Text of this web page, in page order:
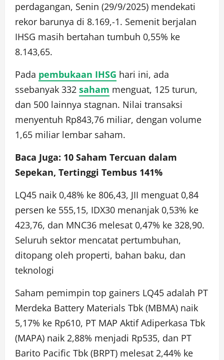
perdagangan, Senin (29/9/2025) mendekati
rekor barunya di 8.169,-1. Semenit berjalan
IHSG masih bertahan tumbuh 0,55% ke
8.143,65.
Pada pembukaan IHSG hari ini, ada
ssebanyak 332 saham menguat, 125 turun,
dan 500 lainnya stagnan. Nilai transaksi
menyentuh Rp843,76 miliar, dengan volume
1,65 miliar lembar saham.
Baca Juga: 10 Saham Tercuan dalam
Sepekan, Tertinggi Tembus 141%
LQ45 naik 0,48% ke 806,43, JII menguat 0,84
persen ke 555,15, IDX30 menanjak 0,53% ke
423,76, dan MNC36 melesat 0,47% ke 328,90.
Seluruh sektor mencatat pertumbuhan,
ditopang oleh properti, bahan baku, dan
teknologi
Saham pemimpin top gainers LQ45 adalah PT
Merdeka Battery Materials Tbk (MBMA) naik
5,17% ke Rp610, PT MAP Aktif Adiperkasa Tbk
(MAPA) naik 2,88% menjadi Rp535, dan PT
Barito Pacific Tbk (BRPT) melesat 2,44% ke